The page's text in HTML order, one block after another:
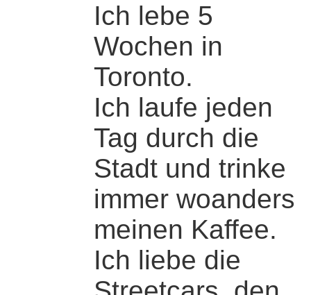
Ich lebe 5
Wochen in
Toronto.
Ich laufe jeden
Tag durch die
Stadt und trinke
immer woanders
meinen Kaffee.
Ich liebe die